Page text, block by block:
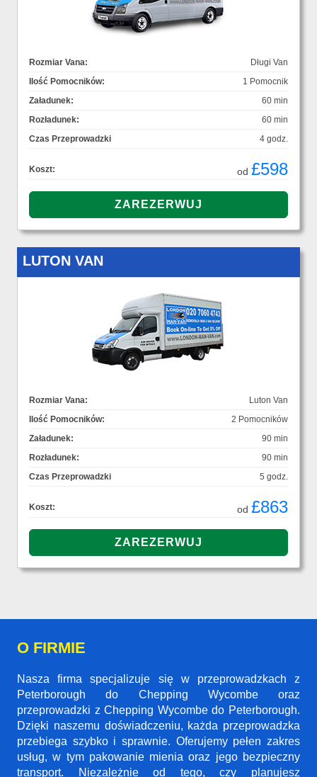
Rozmiar Vana:
Długi Van
Ilość Pomocników:
1 Pomocnik
Załadunek:
60 min
Rozładunek:
60 min
Czas Przeprowadzki
4 godz.
Koszt: od £598
LUTON VAN
Rozmiar Vana:
Luton Van
Ilość Pomocników:
2 Pomocników
Załadunek:
90 min
Rozładunek:
90 min
Czas Przeprowadzki
5 godz.
Koszt: od £863
O FIRMIE
Nasza firma specjalizuje się w przeprowadzkach z
Peterborough do Chepping Wycombe oraz
przeprowadzki z Chepping Wycombe do Peterborough.
Dzięki naszemu doświadczeniu, każda przeprowadzka
przebiega szybko i sprawnie. Oferujemy pełen zakres
usług, w tym pakowanie mienia oraz jego bezpieczny
transport. Niezależnie od tego, czy planujesz